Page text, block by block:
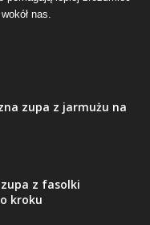
nas.
zupa z jarmużu na
z fasolki
kroku